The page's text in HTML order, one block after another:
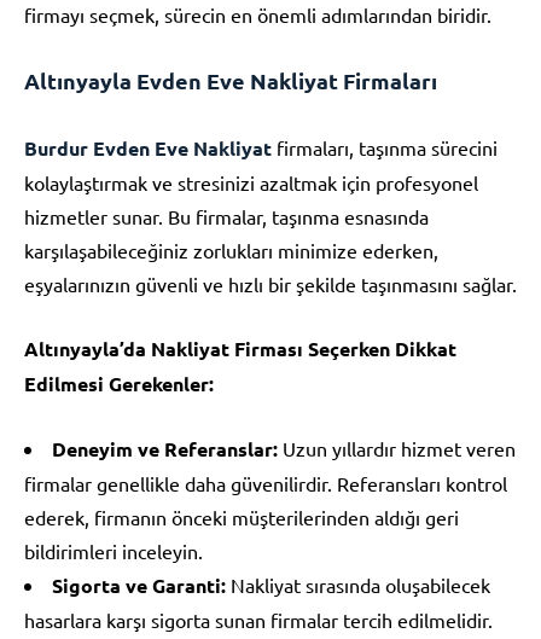
firmayı seçmek, sürecin en önemli adımlarından biridir.
Altınyayla Evden Eve Nakliyat Firmaları
Burdur Evden Eve Nakliyat firmaları, taşınma sürecini
kolaylaştırmak ve stresinizi azaltmak için profesyonel
hizmetler sunar. Bu firmalar, taşınma esnasında
karşılaşabileceğiniz zorlukları minimize ederken,
eşyalarınızın güvenli ve hızlı bir şekilde taşınmasını sağlar.
Altınyayla’da Nakliyat Firması Seçerken Dikkat
Edilmesi Gerekenler:
Deneyim ve Referanslar: Uzun yıllardır hizmet veren
firmalar genellikle daha güvenilirdir. Referansları kontrol
ederek, firmanın önceki müşterilerinden aldığı geri
bildirimleri inceleyin.
Sigorta ve Garanti: Nakliyat sırasında oluşabilecek
hasarlara karşı sigorta sunan firmalar tercih edilmelidir.